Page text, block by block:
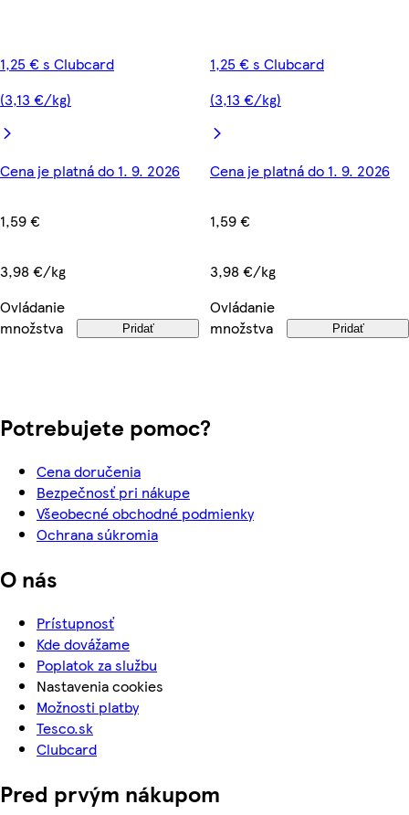
1,25 € s Clubcard
(3,13 €/kg)
Cena je platná do 1. 9. 2026
1,59 €
3,98 €/kg
Ovládanie
množstva
Pridať
1,25 € s Clubcard
(3,13 €/kg)
Cena je platná do 1. 9. 2026
1,59 €
3,98 €/kg
Ovládanie
množstva
Pridať
Potrebujete pomoc?
Cena doručenia
Bezpečnosť pri nákupe
Všeobecné obchodné podmienky
Ochrana súkromia
O nás
Prístupnosť
Kde dovážame
Poplatok za službu
Nastavenia cookies
Možnosti platby
Tesco.sk
Clubcard
Pred prvým nákupom